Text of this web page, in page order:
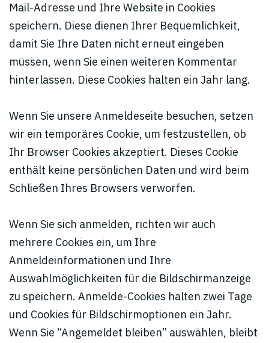
Mail-Adresse und Ihre Website in Cookies
speichern. Diese dienen Ihrer Bequemlichkeit,
damit Sie Ihre Daten nicht erneut eingeben
müssen, wenn Sie einen weiteren Kommentar
hinterlassen. Diese Cookies halten ein Jahr lang.
Wenn Sie unsere Anmeldeseite besuchen, setzen
wir ein temporäres Cookie, um festzustellen, ob
Ihr Browser Cookies akzeptiert. Dieses Cookie
enthält keine persönlichen Daten und wird beim
Schließen Ihres Browsers verworfen.
Wenn Sie sich anmelden, richten wir auch
mehrere Cookies ein, um Ihre
Anmeldeinformationen und Ihre
Auswahlmöglichkeiten für die Bildschirmanzeige
zu speichern. Anmelde-Cookies halten zwei Tage
und Cookies für Bildschirmoptionen ein Jahr.
Wenn Sie “Angemeldet bleiben” auswählen, bleibt